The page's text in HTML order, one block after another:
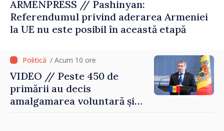
ARMENPRESS // Pashinyan:
Referendumul privind aderarea Armeniei
la UE nu este posibil în această etapă
/ Acum 10 ore
VIDEO // Peste 450 de
primării au decis
amalgamarea voluntară și